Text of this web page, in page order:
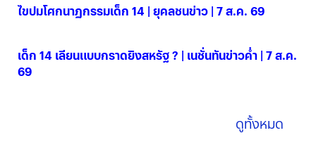
ไขปมโศกนาฏกรรมเด็ก 14 | ยุคลชนข่าว | 7 ส.ค. 69
เด็ก 14 เลียนแบบกราดยิงสหรัฐ ? | เนชั่นทันข่าวค่ำ | 7 ส.ค.
69
ดูทั้งหมด